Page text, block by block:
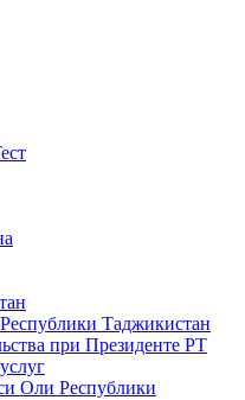
Таджикистан
при Президенте РТ
Оли Республики